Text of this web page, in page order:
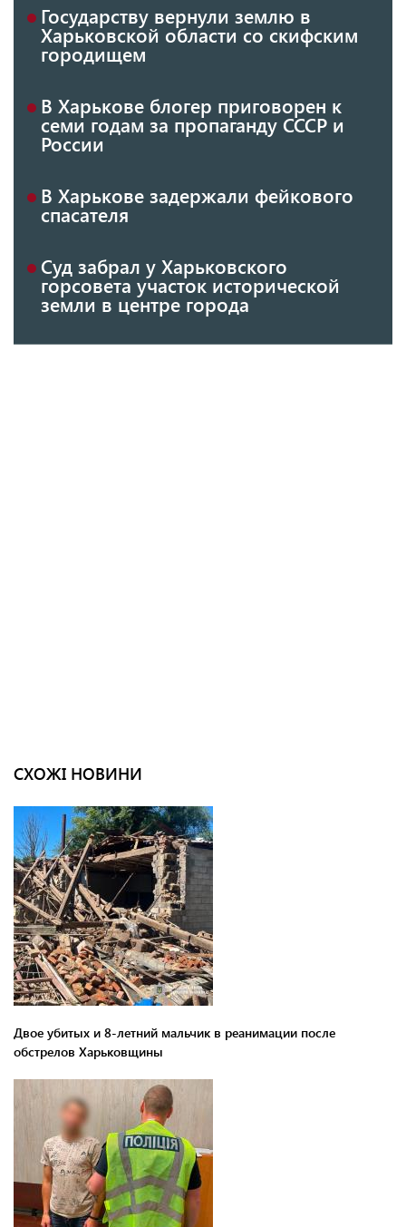
Государству вернули землю в
Харьковской области со скифским
городищем
В Харькове блогер приговорен к
семи годам за пропаганду СССР и
России
В Харькове задержали фейкового
спасателя
Суд забрал у Харьковского
горсовета участок исторической
земли в центре города
СХОЖІ НОВИНИ
Двое убитых и 8-летний мальчик в реанимации после
обстрелов Харьковщины